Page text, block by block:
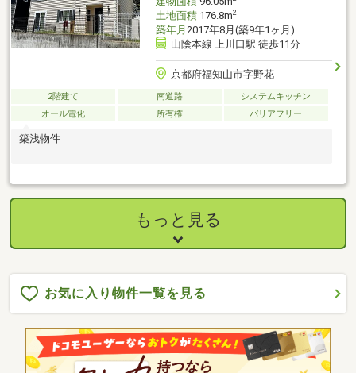
土地面積176.8m2
築年月 2017年8月(築9年1ヶ月)
山陰本線 上川口駅 徒歩11分
京都府福知山市字野花
2階建て 南道路
システムキッチン
オール電化
所有権 バリアフリー
築浅物件
もっと見る
お気に入り物件一覧を見る